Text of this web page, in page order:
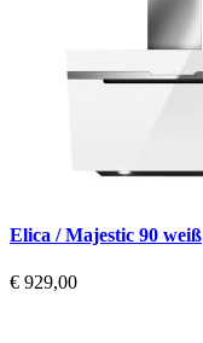
Elica / Majestic 90 weiß
€ 929,00